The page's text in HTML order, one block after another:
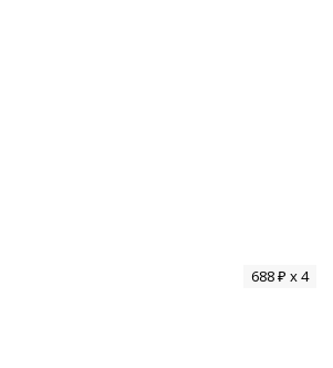
688 ₽ x 4